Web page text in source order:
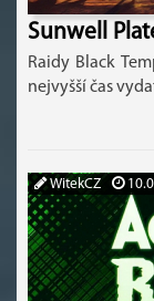
Sunwell
Raidy Black
nejvyšší čas
WitekCZ